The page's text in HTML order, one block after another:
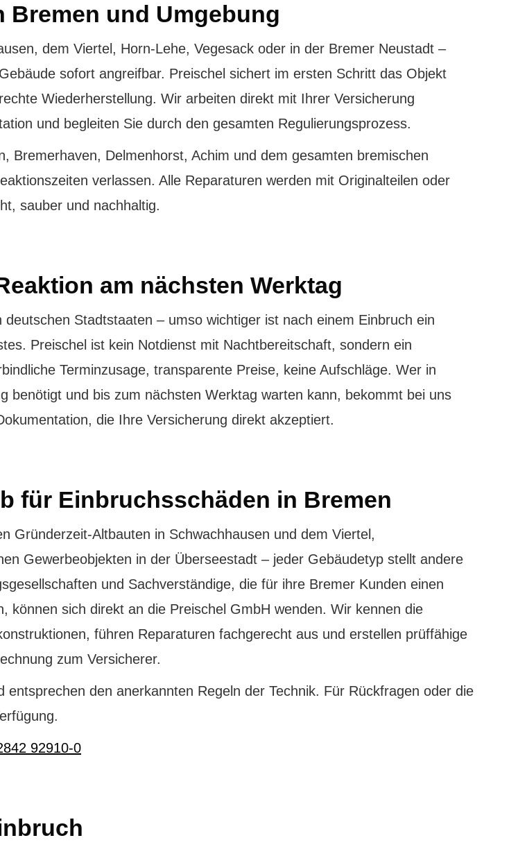
und Umgebung
dem Viertel, Horn-Lehe, Vegesack oder in der Bremer Neustadt –
sofort angreifbar. Preischel sichert im ersten Schritt das Objekt
Wiederherstellung. Wir arbeiten direkt mit Ihrer Versicherung
und begleiten Sie durch den gesamten Regulierungsprozess.
Bremerhaven, Delmenhorst, Achim und dem gesamten bremischen
verlassen. Alle Reparaturen werden mit Originalteilen oder
sauber und nachhaltig.
am nächsten Werktag
Stadtstaaten – umso wichtiger ist nach einem Einbruch ein
Preischel ist kein Notdienst mit Nachtbereitschaft, sondern ein
Terminzusage, transparente Preise, keine Aufschläge. Wer in
benötigt und bis zum nächsten Werktag warten kann, bekommt bei uns
die Ihre Versicherung direkt akzeptiert.
für Einbruchsschäden in Bremen
Gründerzeit-Altbauten in Schwachhausen und dem Viertel,
Gewerbeobjekten in der Überseestadt – jeder Gebäudetyp stellt andere
und Sachverständige, die für ihre Bremer Kunden einen
können sich direkt an die Preischel GmbH wenden. Wir kennen die
führen Reparaturen fachgerecht aus und erstellen prüffähige
zum Versicherer.
den anerkannten Regeln der Technik. Für Rückfragen oder die
92910-0